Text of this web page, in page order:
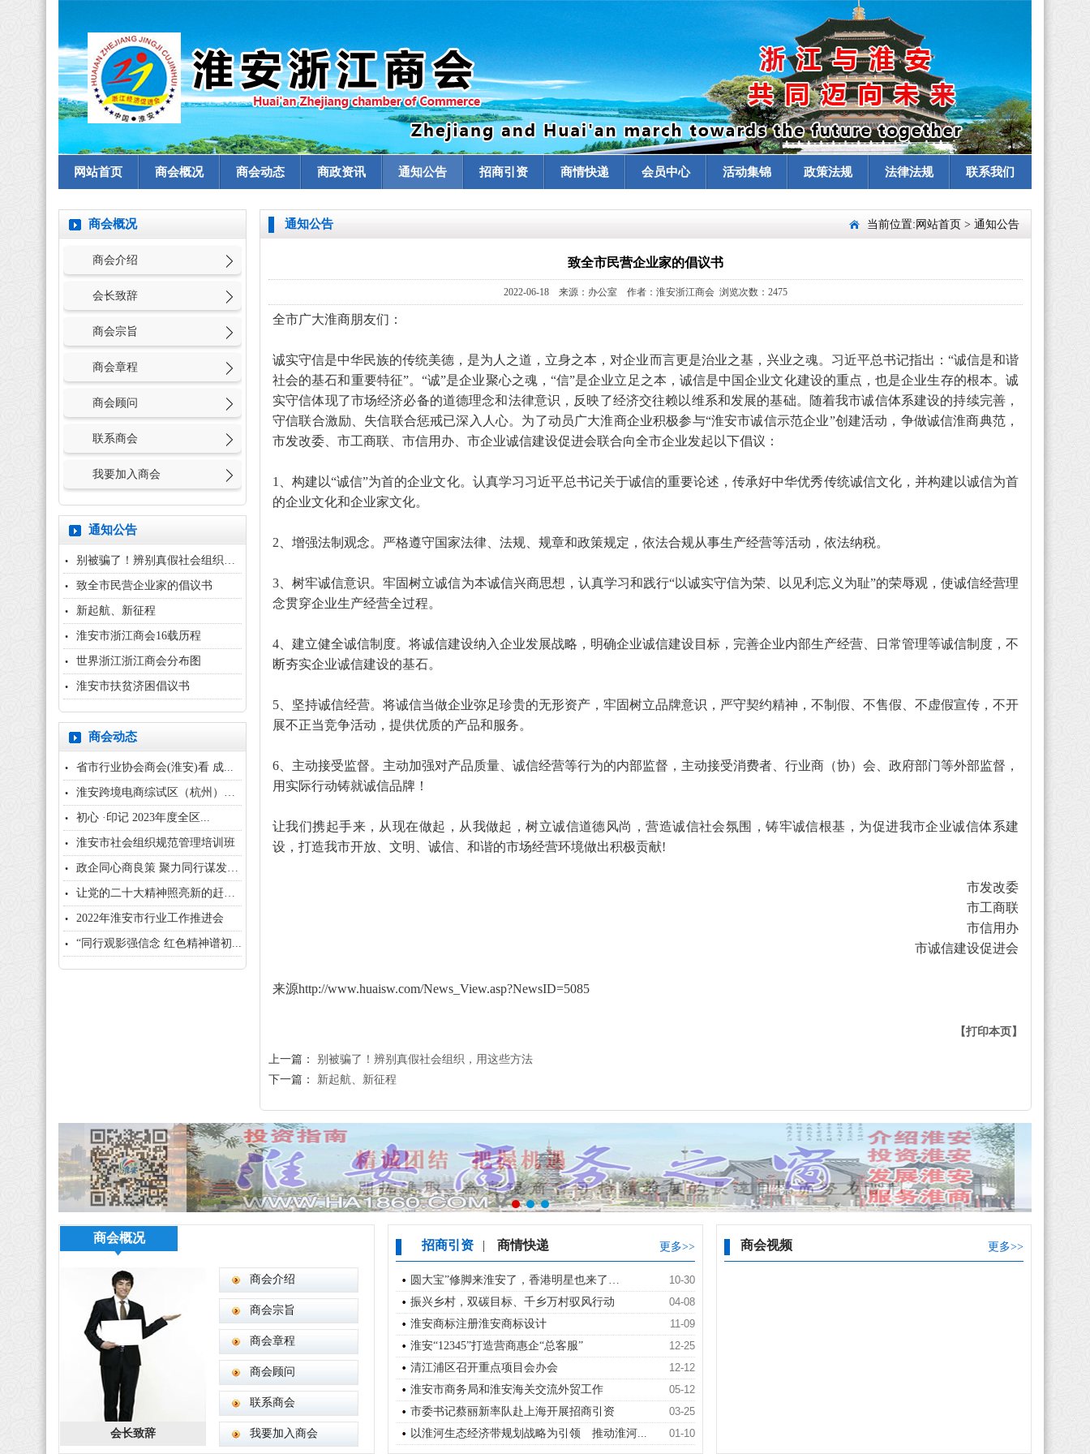
网站首页 商会概况 商会动态 商政资讯 通知公告 招商引资 商情快递 会员中心 活动集锦 政策法规 法律法规 联系我们
商会概况
商会介绍
会长致辞
商会宗旨
商会章程
商会顾问
联系商会
我要加入商会
通知公告
别被骗了！辨别真假社会组织，用...
致全市民营企业家的倡议书
新起航、新征程
淮安市浙江商会16载历程
世界浙江浙江商会分布图
淮安市扶贫济困倡议书
商会动态
省市行业协会商会(淮安)看 成...
淮安跨境电商综试区（杭州）招商...
初心 ·印记 2023年度全区...
淮安市社会组织规范管理培训班
政企同心商良策 聚力同行谋发展...
让党的二十大精神照亮新的赶考之...
2022年淮安市行业工作推进会
“同行观影强信念 红色精神谱初...
通知公告 当前位置: 网站首页 > 通知公告
致全市民营企业家的倡议书
2022-06-18 来源：办公室 作者：淮安浙江商会 浏览次数：2475
全市广大淮商朋友们：
诚实守信是中华民族的传统美德，是为人之道，立身之本，对企业而言更是治业之基，兴业之魂。习近平总书记指出：“诚信是和谐
社会的基石和重要特征”。“诚”是企业聚心之魂，“信”是企业立足之本，诚信是中国企业文化建设的重点，也是企业生存的根本。诚
实守信体现了市场经济必备的道德理念和法律意识，反映了经济交往赖以维系和发展的基础。随着我市诚信体系建设的持续完善，
守信联合激励、失信联合惩戒已深入人心。为了动员广大淮商企业积极参与“淮安市诚信示范企业”创建活动，争做诚信淮商典范，
市发改委、市工商联、市信用办、市企业诚信建设促进会联合向全市企业发起以下倡议：
1、构建以“诚信”为首的企业文化。认真学习习近平总书记关于诚信的重要论述，传承好中华优秀传统诚信文化，并构建以诚信为首
的企业文化和企业家文化。
2、增强法制观念。严格遵守国家法律、法规、规章和政策规定，依法合规从事生产经营等活动，依法纳税。
3、树牢诚信意识。牢固树立诚信为本诚信兴商思想，认真学习和践行“以诚实守信为荣、以见利忘义为耻”的荣辱观，使诚信经营理
念贯穿企业生产经营全过程。
4、建立健全诚信制度。将诚信建设纳入企业发展战略，明确企业诚信建设目标，完善企业内部生产经营、日常管理等诚信制度，不
断夯实企业诚信建设的基石。
5、坚持诚信经营。将诚信当做企业弥足珍贵的无形资产，牢固树立品牌意识，严守契约精神，不制假、不售假、不虚假宣传，不开
展不正当竞争活动，提供优质的产品和服务。
6、主动接受监督。主动加强对产品质量、诚信经营等行为的内部监督，主动接受消费者、行业商（协）会、政府部门等外部监督，
用实际行动铸就诚信品牌！
让我们携起手来，从现在做起，从我做起，树立诚信道德风尚，营造诚信社会氛围，铸牢诚信根基，为促进我市企业诚信体系建
设，打造我市开放、文明、诚信、和谐的市场经营环境做出积极贡献!
市发改委
市工商联
市信用办
市诚信建设促进会
来源http://www.huaisw.com/News_View.asp?NewsID=5085
【打印本页】
上一篇： 别被骗了！辨别真假社会组织，用这些方法
下一篇： 新起航、新征程
商会概况
会长致辞
商会介绍
商会宗旨
商会章程
商会顾问
联系商会
我要加入商会
|
招商引资 商情快递 更多>>
10-30
圆大宝”修脚来淮安了，香港明星也来了…
04-08
振兴乡村，双碳目标、千乡万村驭风行动
11-09
淮安商标注册淮安商标设计
12-25
淮安“12345”打造营商惠企“总客服”
12-12
清江浦区召开重点项目会办会
05-12
淮安市商务局和淮安海关交流外贸工作
03-25
市委书记蔡丽新率队赴上海开展招商引资
01-10
以淮河生态经济带规划战略为引领 推动淮河...
商会视频 更多>>